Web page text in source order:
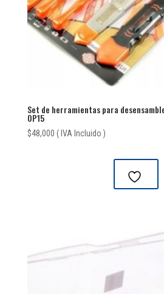
Set de herramientas para
OP15
$48,000 ( IVA Incluido )